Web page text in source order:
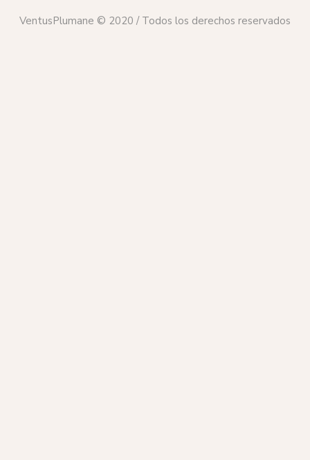
VentusPlumane © 2020 / Todos los derechos reservados